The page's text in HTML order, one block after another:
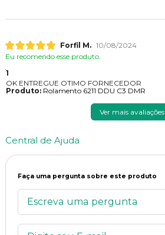
Forfil M. 10/08/2024
Eu recomendo esse produto.
1
OK ENTREGUE OTIMO FORNECEDOR
Produto:Rolamento 6211 DDU C3 DMR
Ver mais avaliações
Central de Ajuda
Faça uma pergunta sobre este produto